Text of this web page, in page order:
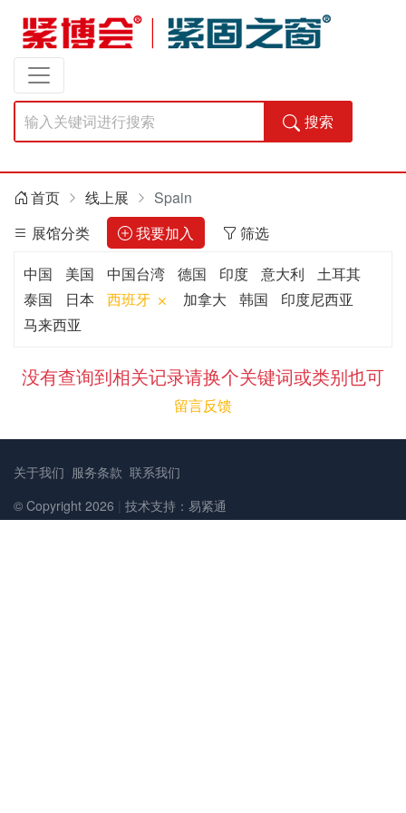
搜索
首页 线上展
Spain
展馆分类
我要加入
筛选
中国
美国 中国台湾 德国 印度 意大利
土耳其
泰国
日本 西班牙 加拿大 韩国
印度尼西亚
马来西亚
没有查询到相关记录请换个关键词或类别也可
留言反馈
关于我们 服务条款 联系我们
© Copyright 2026 | 技术支持：易紧通